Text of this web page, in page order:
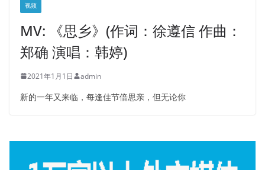
视频
MV: 《思乡》(作词：徐遵信 作曲：
郑确 演唱：韩婷)
2021年1月1日 admin
新的一年又来临，每逢佳节倍思亲，但无论你